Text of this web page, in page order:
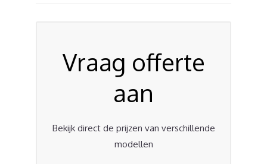
Vraag offerte
aan
Bekijk direct de prijzen van verschillende
modellen